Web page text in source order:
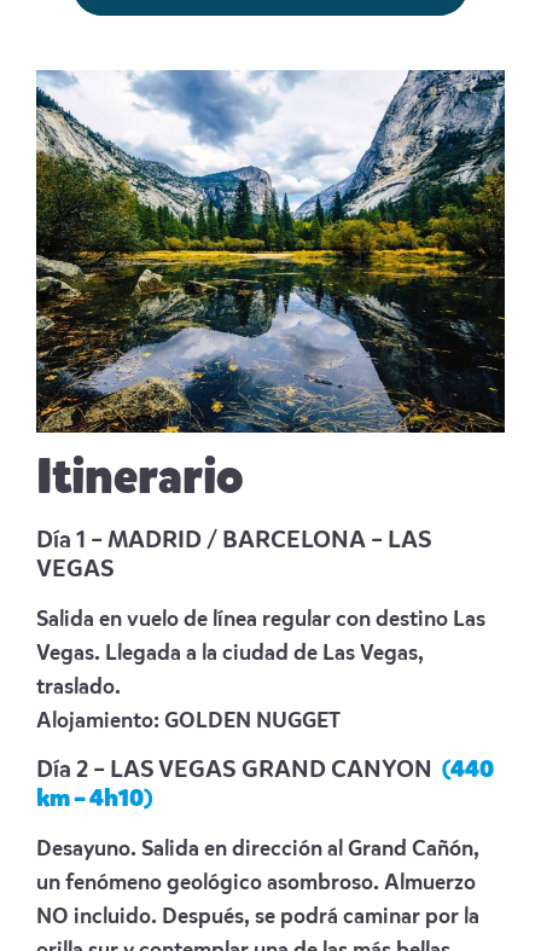
Itinerario
Día 1 – MADRID / BARCELONA – LAS
VEGAS
Salida en vuelo de línea regular con destino Las
Vegas. Llegada a la ciudad de Las Vegas,
traslado.
Alojamiento: GOLDEN NUGGET
Día 2 – LAS VEGAS GRAND CANYON (440
km – 4h10)
Desayuno. Salida en dirección al Grand Cañón,
un fenómeno geológico asombroso. Almuerzo
NO incluido. Después, se podrá caminar por la